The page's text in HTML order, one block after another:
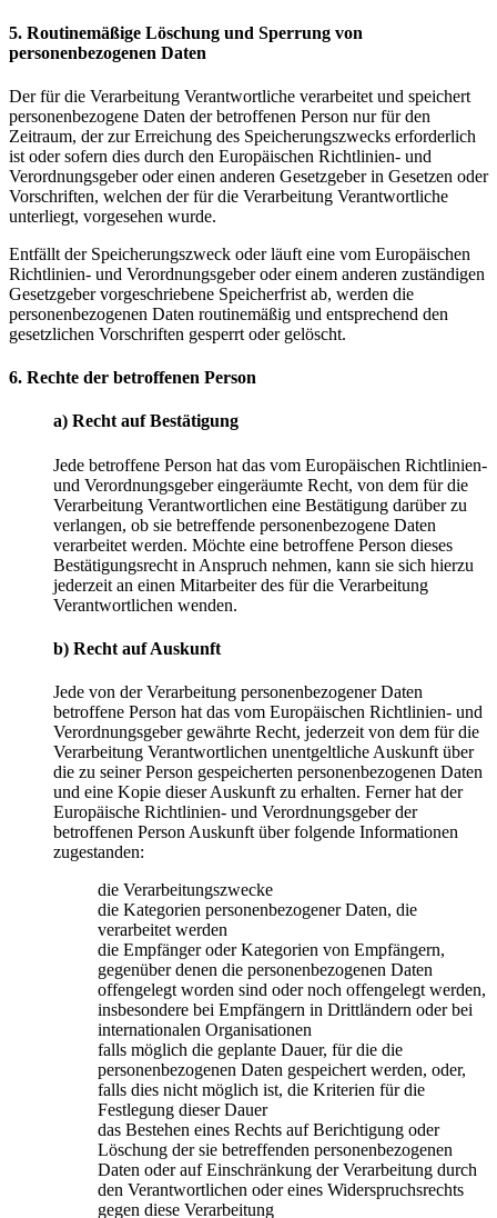
5. Routinemäßige Löschung und Sperrung von
personenbezogenen Daten
Der für die Verarbeitung Verantwortliche verarbeitet und speichert
personenbezogene Daten der betroffenen Person nur für den
Zeitraum, der zur Erreichung des Speicherungszwecks erforderlich
ist oder sofern dies durch den Europäischen Richtlinien- und
Verordnungsgeber oder einen anderen Gesetzgeber in Gesetzen oder
Vorschriften, welchen der für die Verarbeitung Verantwortliche
unterliegt, vorgesehen wurde.
Entfällt der Speicherungszweck oder läuft eine vom Europäischen
Richtlinien- und Verordnungsgeber oder einem anderen zuständigen
Gesetzgeber vorgeschriebene Speicherfrist ab, werden die
personenbezogenen Daten routinemäßig und entsprechend den
gesetzlichen Vorschriften gesperrt oder gelöscht.
6. Rechte der betroffenen Person
a) Recht auf Bestätigung
Jede betroffene Person hat das vom Europäischen Richtlinien-
und Verordnungsgeber eingeräumte Recht, von dem für die
Verarbeitung Verantwortlichen eine Bestätigung darüber zu
verlangen, ob sie betreffende personenbezogene Daten
verarbeitet werden. Möchte eine betroffene Person dieses
Bestätigungsrecht in Anspruch nehmen, kann sie sich hierzu
jederzeit an einen Mitarbeiter des für die Verarbeitung
Verantwortlichen wenden.
b) Recht auf Auskunft
Jede von der Verarbeitung personenbezogener Daten
betroffene Person hat das vom Europäischen Richtlinien- und
Verordnungsgeber gewährte Recht, jederzeit von dem für die
Verarbeitung Verantwortlichen unentgeltliche Auskunft über
die zu seiner Person gespeicherten personenbezogenen Daten
und eine Kopie dieser Auskunft zu erhalten. Ferner hat der
Europäische Richtlinien- und Verordnungsgeber der
betroffenen Person Auskunft über folgende Informationen
zugestanden:
die Verarbeitungszwecke
die Kategorien personenbezogener Daten, die
verarbeitet werden
die Empfänger oder Kategorien von Empfängern,
gegenüber denen die personenbezogenen Daten
offengelegt worden sind oder noch offengelegt werden,
insbesondere bei Empfängern in Drittländern oder bei
internationalen Organisationen
falls möglich die geplante Dauer, für die die
personenbezogenen Daten gespeichert werden, oder,
falls dies nicht möglich ist, die Kriterien für die
Festlegung dieser Dauer
das Bestehen eines Rechts auf Berichtigung oder
Löschung der sie betreffenden personenbezogenen
Daten oder auf Einschränkung der Verarbeitung durch
den Verantwortlichen oder eines Widerspruchsrechts
gegen diese Verarbeitung